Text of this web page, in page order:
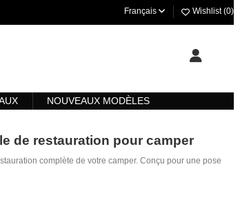
Français Wishlist (0)
NOUVEAUX MODÈLES
de restauration pour camper
complète de votre camper. Conçu pour une pose